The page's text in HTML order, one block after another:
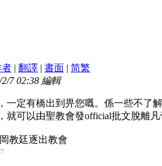
者 | 翻譯 | 書面 | 简繁
7 02:38 編輯
一定有橋出到畀您嘅。係一些不了
就可以由聖教會發official批文脫離
教廷逐出教會